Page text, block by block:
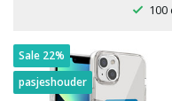
Sale 22%
pasjeshouder